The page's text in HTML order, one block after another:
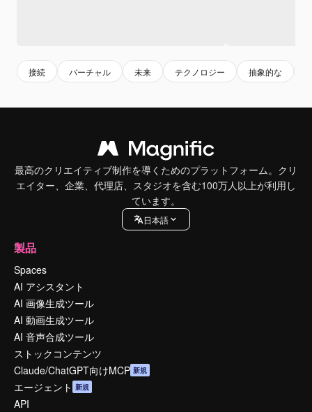
接続 バーチャル 未来 テクノロジー 抽象的な
最高のクリエイティブ制作を導くためのプラットフォーム。クリ
エイター、企業、代理店、スタジオを含む100万人以上が利用し
ています。
日本語
製品
Spaces
AI アシスタント
AI 画像生成ツール
AI 動画生成ツール
AI 音声合成ツール
ストックコンテンツ
Claude/ChatGPT向けMCP 新規
エージェント 新規
API